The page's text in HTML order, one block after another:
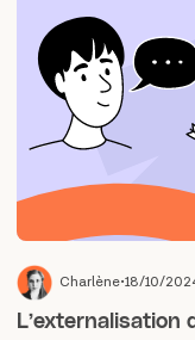
Charlène 18/10/